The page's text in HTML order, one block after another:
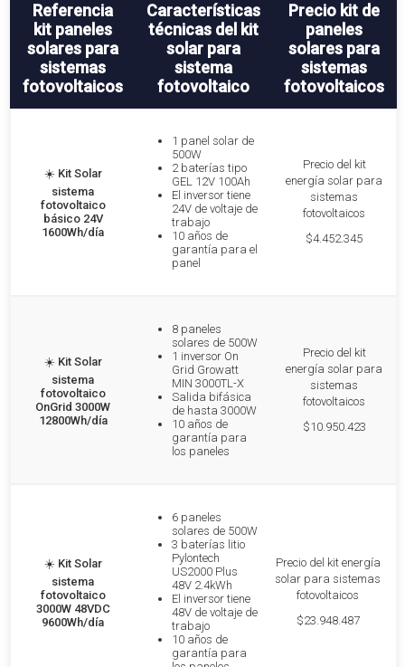
Referencia
kit paneles
solares para
sistemas
fotovoltaicos
Características
técnicas del kit
solar para
sistema
fotovoltaico
Precio kit de
paneles
solares para
sistemas
fotovoltaicos
☀️ Kit Solar
sistema
fotovoltaico
básico 24V
1600Wh/día
1 panel solar de
500W
2 baterías tipo
GEL 12V 100Ah
El inversor tiene
24V de voltaje de
trabajo
10 años de
garantía para el
panel
Precio del kit
energía solar para
sistemas
fotovoltaicos
$4.452.345
☀️ Kit Solar
sistema
fotovoltaico
OnGrid 3000W
12800Wh/día
8 paneles
solares de 500W
1 inversor On
Grid Growatt
MIN 3000TL-X
Salida bifásica
de hasta 3000W
10 años de
garantía para
los paneles
Precio del kit
energía solar para
sistemas
fotovoltaicos
$10.950.423
☀️ Kit Solar
sistema
fotovoltaico
3000W 48VDC
9600Wh/día
6 paneles
solares de 500W
3 baterías litio
Pylontech
US2000 Plus
48V 2.4kWh
El inversor tiene
48V de voltaje de
trabajo
10 años de
garantía para
Precio del kit energía
solar para sistemas
fotovoltaicos
$23.948.487